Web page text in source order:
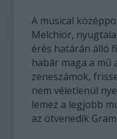
A musical
Melchior,
érés határán álló
habár maga a mű
zeneszámok,
nem véletlenül
lemez a legjobb
az ötvenedik